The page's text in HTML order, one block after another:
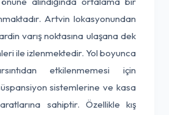
Artvin lokasyonundan
varış noktasına ulaşana dek
ile izlenmektedir. Yol boyunca
etkilenmemesi için
sistemlerine ve kasa
sahiptir. Özellikle kış